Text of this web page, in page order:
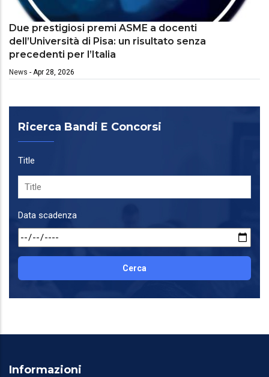
Due prestigiosi premi ASME a docenti
dell’Università di Pisa: un risultato senza
precedenti per l’Italia
News - Apr 28, 2026
Ricerca Bandi E Concorsi
Title
Data scadenza
Informazioni